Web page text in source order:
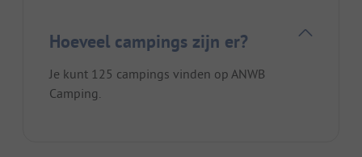
Hoeveel campings zijn er?
Je kunt 125 campings vinden op ANWB
Camping.